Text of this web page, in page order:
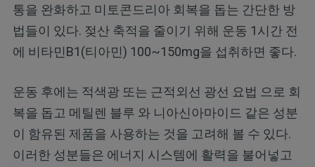
통을 완화하고 미토콘드리아 회복을 돕는 간단한 방
법들이 있다. 젖산 축적을 줄이기 위해 운동 1시간 전
에 비타민B1(티아민) 100~150mg을 섭취하면 좋다.
운동 후에는 적색광 또는 근적외선 광선 요법 으로 회
복을 돕고 메틸렌 블루 와 니아신아마이드 같은 성분
이 함유된 제품을 사용하는 것을 고려해 볼 수 있다.
이러한 성분들은 에너지 시스템에 활력을 불어넣고